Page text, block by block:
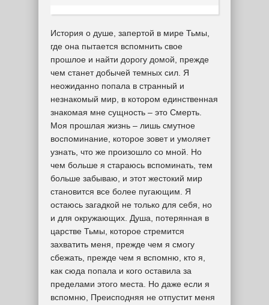
История о душе, запертой в мире Тьмы,
где она пытается вспомнить свое
прошлое и найти дорогу домой, прежде
чем станет добычей темных сил. Я
неожиданно попала в странный и
незнакомый мир, в котором единственная
знакомая мне сущность – это Смерть.
Моя прошлая жизнь – лишь смутное
воспоминание, которое зовет и умоляет
узнать, что же произошло со мной. Но
чем больше я стараюсь вспоминать, тем
больше забываю, и этот жестокий мир
становится все более пугающим. Я
остаюсь загадкой не только для себя, но
и для окружающих. Душа, потерянная в
царстве Тьмы, которое стремится
захватить меня, прежде чем я смогу
сбежать, прежде чем я вспомню, кто я,
как сюда попала и кого оставила за
пределами этого места. Но даже если я
вспомню, Преисподняя не отпустит меня